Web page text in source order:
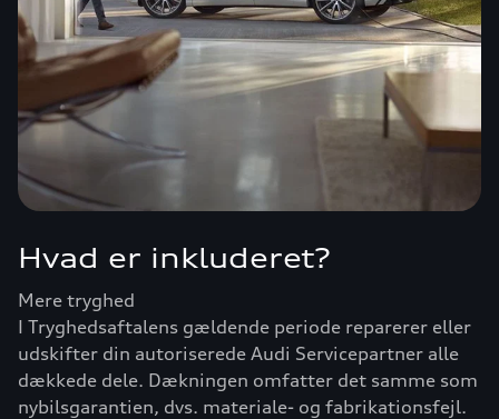
Hvad er inkluderet?
Mere tryghed
I Tryghedsaftalens gældende periode reparerer eller
udskifter din autoriserede Audi Servicepartner alle
dækkede dele. Dækningen omfatter det samme som
nybilsgarantien, dvs. materiale- og fabrikationsfejl.